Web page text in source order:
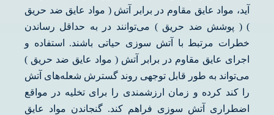
آید، مواد عایق مقاوم در برابر آتش ( مواد عایق ضد حریق
) ( پوشش ضد حریق ) می‌توانند در به حداقل رساندن
خطرات مرتبط با آتش سوزی حیاتی باشند. استفاده و
اجرای عایق مقاوم در برابر آتش ( مواد عایق ضد حریق )
می‌تواند به طور قابل توجهی روند گسترش شعله‌های آتش
را کند کرده و زمان ارزشمندی را برای تخلیه در مواقع
اضطراری آتش سوزی فراهم کند. گنجاندن مواد عایق